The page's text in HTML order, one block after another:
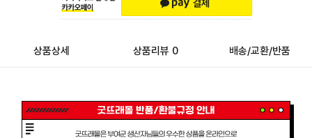
상품상세 상품리뷰 0 배송/교환/반품